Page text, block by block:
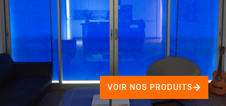
VOIR NOS PRODUITS